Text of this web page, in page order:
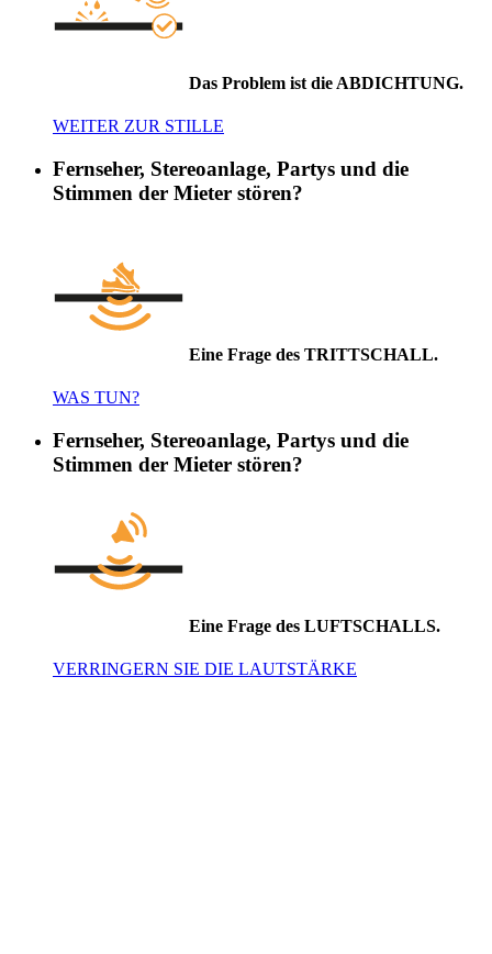
Das Problem ist die ABDICHTUNG.
WEITER ZUR STILLE
Fernseher, Stereoanlage, Partys und die
Stimmen der Mieter stören?
Eine Frage des TRITTSCHALL.
WAS TUN?
Fernseher, Stereoanlage, Partys und die
Stimmen der Mieter stören?
Eine Frage des LUFTSCHALLS.
VERRINGERN SIE DIE LAUTSTÄRKE